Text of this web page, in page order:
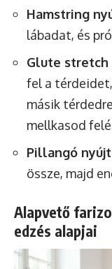
Hamstring
lábadat, és
Glute stretch
fel a
másik
mellkasod
Pillangó
össze, majd
Alapvető
edzés alapjai